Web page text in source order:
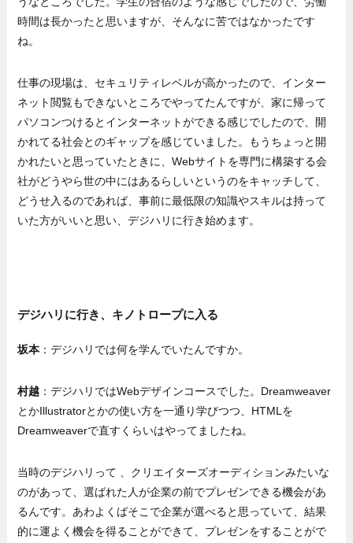
時間は長かったと思いますが、そんなに苦ではなかったです
ね。
仕事の現場は、セキュリティレベルが高かったので、インター
ネット閲覧もできないところでやってたんですが、家に帰って
パソコンつけるとインターネットができる感じでしたので、開
かれてる社会とのギャップを感じていました。もうちょっと開
かれたいと思っていたときに、Webサイトを専門に構築する会
社がどうやら世の中にはあるらしいというのをキャッチして、
どうせ入るのであれば、事前に最低限の知識やスキルは持って
いた方がいいと思い、デジハリに行き始めます。
デジハリに行き、キノトロープに入る
坂本 ：デジハリでは何を学んでいたんですか。
村越 ：デジハリではWebデザインコースでした。Dreamweaver
とかIllustratorとかの使い方を一通り学びつつ、HTMLを
Dreamweaverで直すくらいはやってましたね。
当時のデジハリって 、クリエイターズオーディションみたいな
のがあって、選ばれた人が企業の前でプレゼンできる機会があ
るんです。あわよくばそこで企業が選べると思っていて、結果
的に運よく機会を得ることができて、プレゼンをすることがで